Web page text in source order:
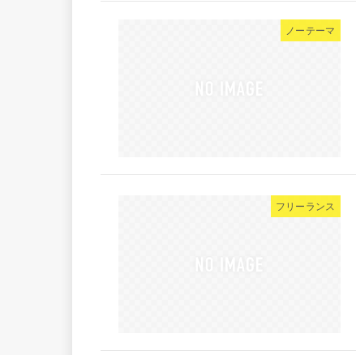
ノーテーマ
フリーランス